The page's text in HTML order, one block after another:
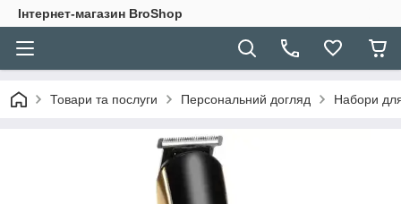
Інтернет-магазин BroShop
Товари та послуги Персональний догляд Набори